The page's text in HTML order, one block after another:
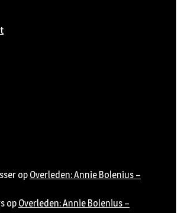
op Overleden: Annie Bolenius –
op Overleden: Annie Bolenius –